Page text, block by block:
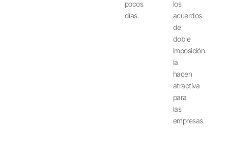
pocos
días.
los
acuerdos
de
doble
imposición
la
hacen
atractiva
para
las
empresas.